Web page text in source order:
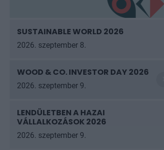
SUSTAINABLE WORLD 2026
2026. szeptember 8.
WOOD & CO. INVESTOR DAY 2026
2026. szeptember 9.
LENDÜLETBEN A HAZAI
VÁLLALKOZÁSOK 2026
2026. szeptember 9.